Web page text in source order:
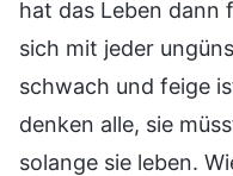
hat das Leben dann
sich mit jeder
schwach und feige
denken alle, sie
solange sie leben.